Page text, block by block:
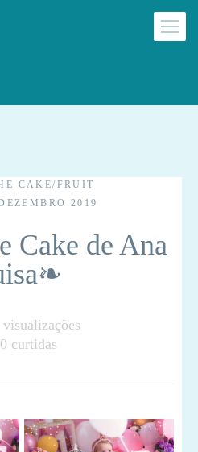
CAKE/FRUIT
2019
Cake de Ana
visualizações
0 curtidas